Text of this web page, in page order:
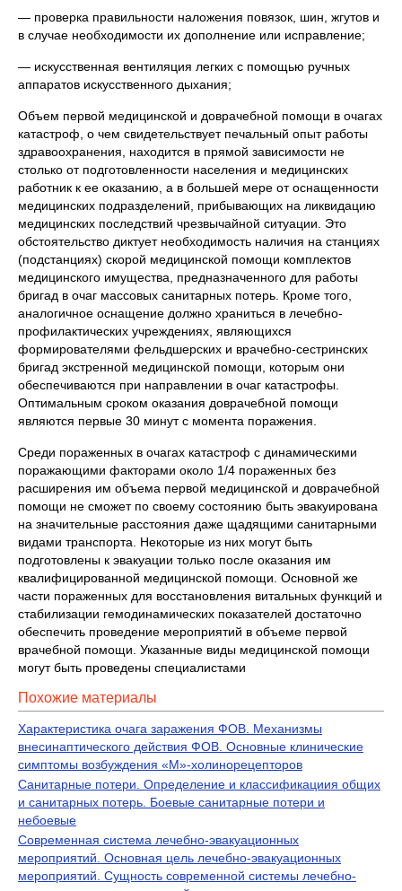
— проверка правильности наложения повязок, шин, жгутов и
в случае необходимости их дополнение или исправление;
— искусственная вентиляция легких с помощью ручных
аппаратов искусственного дыхания;
Объем первой медицинской и доврачебной помощи в очагах
катастроф, о чем свидетельствует печальный опыт работы
здравоохранения, находится в прямой зависимости не
столько от подготовленности населения и медицинских
работник к ее оказанию, а в большей мере от оснащенности
медицинских подразделений, прибывающих на ликвидацию
медицинских последствий чрезвычайной ситуации. Это
обстоятельство диктует необходимость наличия на станциях
(подстанциях) скорой медицинской помощи комплектов
медицинского имущества, предназначенного для работы
бригад в очаг массовых санитарных потерь. Кроме того,
аналогичное оснащение должно храниться в лечебно-
профилактических учреждениях, являющихся
формирователями фельдшерских и врачебно-сестринских
бригад экстренной медицинской помощи, которым они
обеспечиваются при направлении в очаг катастрофы.
Оптимальным сроком оказания доврачебной помощи
являются первые 30 минут с момента поражения.
Среди пораженных в очагах катастроф с динамическими
поражающими факторами около 1/4 пораженных без
расширения им объема первой медицинской и доврачебной
помощи не сможет по своему состоянию быть эвакуирована
на значительные расстояния даже щадящими санитарными
видами транспорта. Некоторые из них могут быть
подготовлены к эвакуации только после оказания им
квалифицированной медицинской помощи. Основной же
части пораженных для восстановления витальных функций и
стабилизации гемодинамических показателей достаточно
обеспечить проведение мероприятий в объеме первой
врачебной помощи. Указанные виды медицинской помощи
могут быть проведены специалистами
Похожие материалы
Характеристика очага заражения ФОВ. Механизмы
внесинаптического действия ФОВ. Основные клинические
симптомы возбуждения «М»-холинорецепторов
Санитарные потери. Определение и классификациия общих
и санитарных потерь. Боевые санитарные потери и
небоевые
Современная система лечебно-эвакуационных
мероприятий. Основная цель лечебно-эвакуационных
мероприятий. Сущность современной системы лечебно-